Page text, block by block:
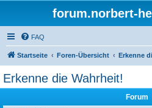
forum.norbert-
FAQ
Startseite Foren-Übersicht Erkenne
Erkenne die Wahrheit!
Forum